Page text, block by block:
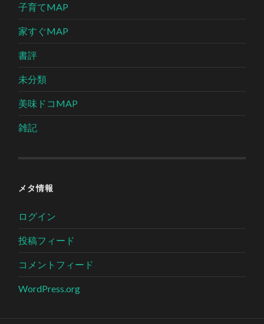
子育てMAP
家すぐMAP
書評
未分類
美味ドコMAP
雑記
メタ情報
ログイン
投稿フィード
コメントフィード
WordPress.org